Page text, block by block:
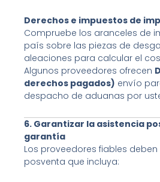
Derechos e impuestos de
Compruebe los aranceles de
país sobre las piezas de
aleaciones para calcular el
Algunos proveedores ofrecen
derechos pagados) envío
despacho de aduanas por
6. Garantizar la asistencia
garantía
Los proveedores fiables
posventa que incluya: